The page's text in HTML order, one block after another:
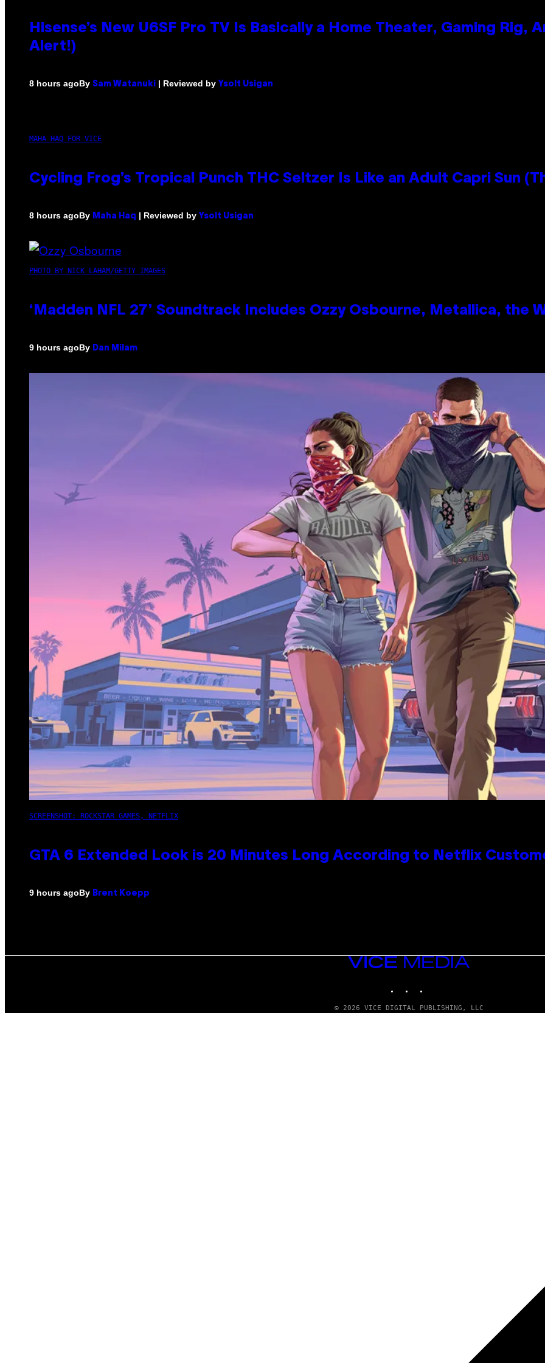
Hisense’s New U6SF Pro TV Is Basically a Home Theater, Gaming Rig,
Alert!)
8 hours agoBy Sam Watanuki | Reviewed by Ysolt Usigan
MAHA HAQ FOR VICE
Cycling Frog’s Tropical Punch THC Seltzer Is Like an Adult Capri Sun
8 hours agoBy Maha Haq | Reviewed by Ysolt Usigan
PHOTO BY NICK LAHAM/GETTY IMAGES
‘Madden NFL 27’ Soundtrack Includes Ozzy Osbourne, Metallica, the
9 hours agoBy Dan Milam
SCREENSHOT: ROCKSTAR GAMES, NETFLIX
GTA 6 Extended Look is 20 Minutes Long According to Netflix
9 hours agoBy Brent Koepp
VICE
MEDIA
© 2026 VICE DIGITAL PUBLISHING, LLC